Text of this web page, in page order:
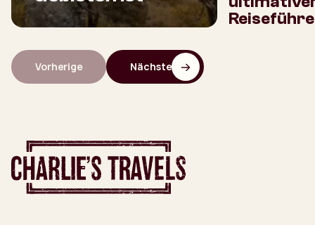
Vorherige Nächste